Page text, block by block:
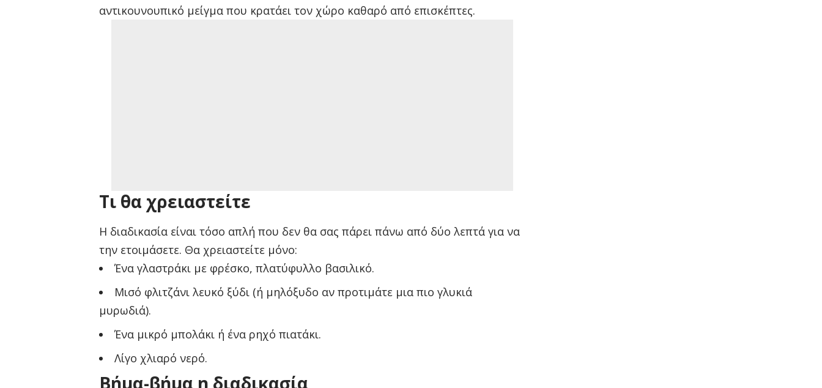
αντικουνουπικό μείγμα που κρατάει τον χώρο καθαρό από επισκέπτες.
Τι θα χρειαστείτε
Η διαδικασία είναι τόσο απλή που δεν θα σας πάρει πάνω από δύο λεπτά για να
την ετοιμάσετε. Θα χρειαστείτε μόνο:
Ένα γλαστράκι με φρέσκο, πλατύφυλλο βασιλικό.
Μισό φλιτζάνι λευκό ξύδι (ή μηλόξυδο αν προτιμάτε μια πιο γλυκιά
μυρωδιά).
Ένα μικρό μπολάκι ή ένα ρηχό πιατάκι.
Λίγο χλιαρό νερό.
Βήμα-βήμα η διαδικασία